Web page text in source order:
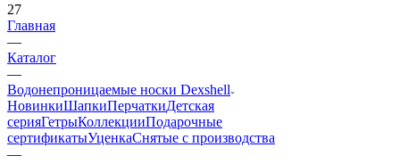
27
Главная
—
Каталог
—
Водонепроницаемые носки Dexshell
НовинкиШапкиПерчаткиДетская
серияГетрыКоллекцииПодарочные
сертификатыУценкаСнятые с производства
—